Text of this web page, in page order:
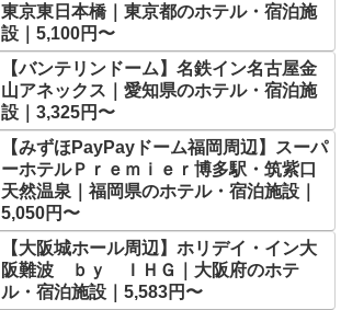
東京東日本橋｜東京都のホテル・宿泊施
設｜5,100円〜
【バンテリンドーム】名鉄イン名古屋金
山アネックス｜愛知県のホテル・宿泊施
設｜3,325円〜
【みずほPayPayドーム福岡周辺】スーパ
ーホテルＰｒｅｍｉｅｒ博多駅・筑紫口
天然温泉｜福岡県のホテル・宿泊施設｜
5,050円〜
【大阪城ホール周辺】ホリデイ・イン大
阪難波 ｂｙ ＩＨＧ｜大阪府のホテ
ル・宿泊施設｜5,583円〜